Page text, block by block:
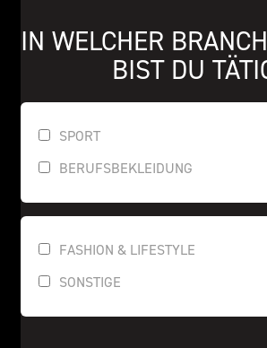
IN WELCHER
BIST DU
SPORT
BERUFSBEKLEIDUNG
FASHION & LIFESTYLE
SONSTIGE